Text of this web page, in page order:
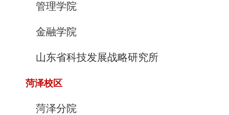
管理学院
金融学院
山东省科技发展战略研究所
菏泽校区
菏泽分院